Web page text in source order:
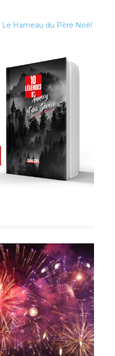
Le Hameau du Père Noël